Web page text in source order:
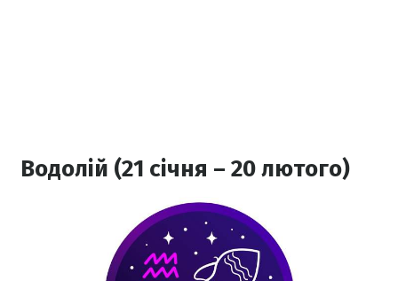
Водолій (21 січня – 20 лютого)